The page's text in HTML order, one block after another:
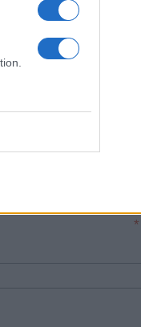
sul sito web!
*